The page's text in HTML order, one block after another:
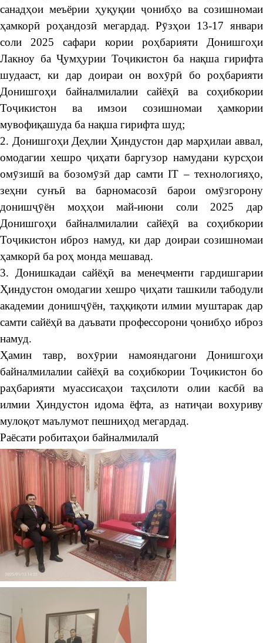
санадҳои меъёрии ҳуқуқии ҷонибҳо ва созишномаи
ҳамкорӣ роҳандозӣ мегардад. Рӯзҳои 13-17 январи
соли 2025 сафари кории роҳбарияти Донишгоҳи
Лакноу ба Ҷумҳурии Тоҷикистон ба нақша гирифта
шудааст, ки дар доираи он вохӯрӣ бо роҳбарияти
Донишгоҳи байналмилалии сайёҳӣ ва соҳибкории
Тоҷикистон ва имзои созишномаи ҳамкории
мувофиқашуда ба нақша гирифта шуд;
2. Донишгоҳи Деҳлии Ҳиндустон дар марҳилаи аввал,
омодагии хешро ҷиҳати баргузор намудани курсҳои
омӯзишӣ ва бозомӯзӣ дар самти IT – технологияҳо,
зеҳни сунъӣ ва барномасозӣ барои омӯзгорону
донишҷӯён моҳҳои май-июни соли 2025 дар
Донишгоҳи байналмилалии сайёҳӣ ва соҳибкории
Тоҷикистон иброз намуд, ки дар доираи созишномаи
ҳамкорӣ ба роҳ монда мешавад.
3. Донишкадаи сайёҳӣ ва менеҷменти гардишгарии
Ҳиндустон омодагии хешро ҷиҳати ташкили табодули
академии донишҷӯён, таҳқиқоти илмии муштарак дар
самти сайёҳӣ ва даъвати профессорони ҷонибҳо иброз
намуд.
Ҳамин тавр, вохӯрии намояндагони Донишгоҳи
байналмилалии сайёҳӣ ва соҳибкории Тоҷикистон бо
раҳбарияти муассисаҳои таҳсилоти олии касбӣ ва
илмии Ҳиндустон идома ёфта, аз натиҷаи вохуриву
мулоқот маълумот пешниҳод мегардад.
Раёсати робитаҳои байналмилалӣ